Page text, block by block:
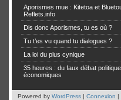
Aporismes mue : Kitetoa et
Reflets.info
Dis donc Aporismes, tu es où ?
Tu t’es vu quand tu dialogues ?
La loi du plus cynique
35 heures : du faux débat
économiques
Powered by WordPress | Connexion |